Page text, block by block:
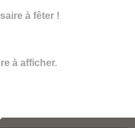
à fêter !
à afficher.